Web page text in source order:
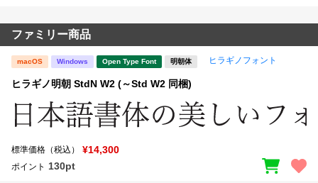
ファミリー商品
macOS Windows Open Type Font 明朝体 ヒラギノフォント
ヒラギノ明朝 StdN W2 (～Std W2 同梱)
標準価格（税込） ¥14,300
ポイント 130pt